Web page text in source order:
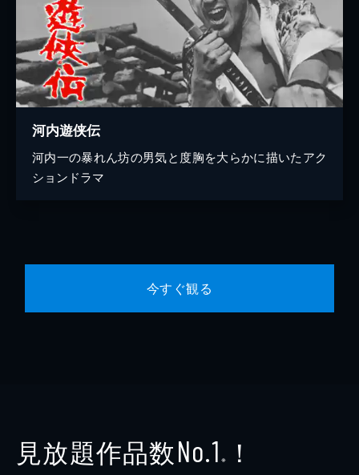
河内遊侠伝
河内一の暴れん坊の男気と度胸を大らかに描いたアク
ションドラマ
今すぐ観る
見放題作品数No.1 ※ ！